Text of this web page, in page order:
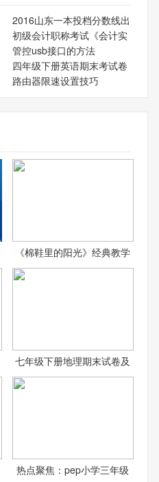
2016山东一本投档分数线出
初级会计职称考试《会计实
管控usb接口的方法
四年级下册英语期末考试卷
路由器限速设置技巧
《棉鞋里的阳光》经典教学
七年级下册地理期末试卷及
热点聚焦：pep小学三年级